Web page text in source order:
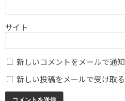
サイト
新しいコメントをメールで通知
新しい投稿をメールで受け取る